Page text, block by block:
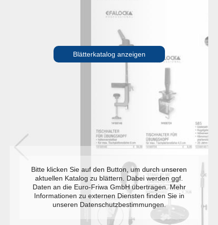
Bitte klicken Sie auf den Button, um durch unseren
aktuellen Katalog zu blättern. Dabei werden ggf.
Daten an die Euro-Friwa GmbH übertragen. Mehr
Informationen zu externen Diensten finden Sie in
unseren Datenschutzbestimmungen.
Blätterkatalog anzeigen